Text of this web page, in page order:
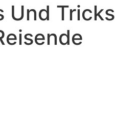
Und Tricks